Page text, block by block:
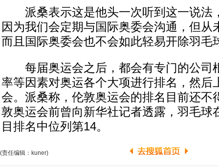
派桑表示这是他头一次听到这一说法
因为我们会定期与国际奥委会沟通，但从
而且国际奥委会也不会如此轻易开除羽毛
每届奥运会之后，都会有专门的公司
率等因素对奥运各个大项进行排名，然后
会。派桑称，伦敦奥运会的排名目前还不
敦奥运会前曾向新华社记者透露，羽毛球
目排名中位列第14。
(责任编辑：kuner)